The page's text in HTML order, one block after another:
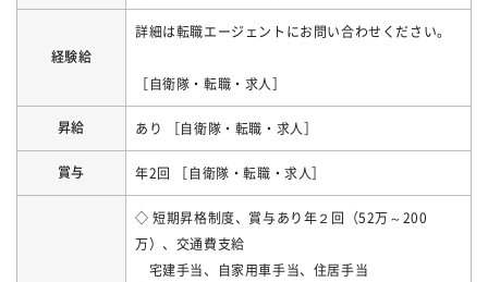
経験給
詳細は転職エージェントにお問い合わせください。
［自衛隊・転職・求人］
昇給 あり ［自衛隊・転職・求人］
賞与 年2回 ［自衛隊・転職・求人］
◇ 短期昇格制度、賞与あり年２回（52万～200
万）、交通費支給
宅建手当、自家用車手当、住居手当